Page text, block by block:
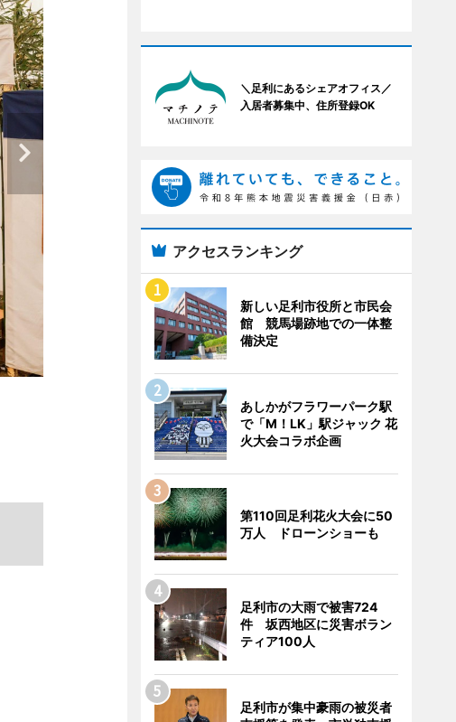
＼足利にあるシェアオフィス／
入居者募集中、住所登録OK
アクセスランキング
新しい足利市役所と市民会
館 競馬場跡地での一体整
備決定
あしかがフラワーパーク駅
で「M！LK」駅ジャック 花
火大会コラボ企画
第110回足利花火大会に50
万人 ドローンショーも
足利市の大雨で被害724
件 坂西地区に災害ボラン
ティア100人
足利市が集中豪雨の被災者